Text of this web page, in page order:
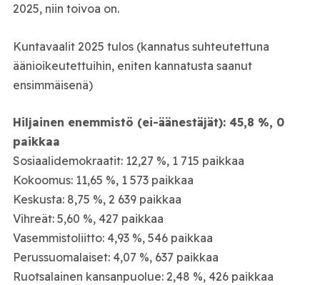
2025, niin toivoa on.
Kuntavaalit 2025 tulos (kannatus suhteutettuna
äänioikeutettuihin, eniten kannatusta saanut
ensimmäisenä)
Hiljainen enemmistö (ei-äänestäjät): 45,8 %, 0
paikkaa
Sosiaalidemokraatit: 12,27 %, 1 715 paikkaa
Kokoomus: 11,65 %, 1 573 paikkaa
Keskusta: 8,75 %, 2 639 paikkaa
Vihreät: 5,60 %, 427 paikkaa
Vasemmistoliitto: 4,93 %, 546 paikkaa
Perussuomalaiset: 4,07 %, 637 paikkaa
Ruotsalainen kansanpuolue: 2,48 %, 426 paikkaa